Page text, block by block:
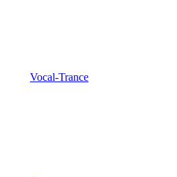
Vocal-Trance